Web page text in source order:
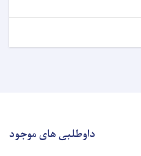
داوطلبی های موجود